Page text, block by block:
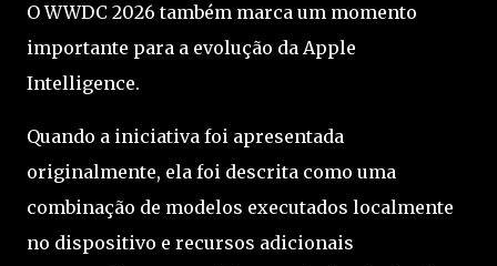
O WWDC 2026 também marca um momento
importante para a evolução da Apple
Intelligence.
Quando a iniciativa foi apresentada
originalmente, ela foi descrita como uma
combinação de modelos executados localmente
no dispositivo e recursos adicionais